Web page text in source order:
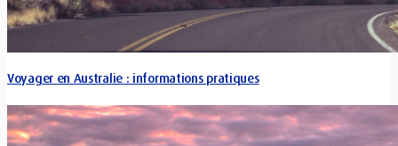
Voyager en Australie : informations pratiques